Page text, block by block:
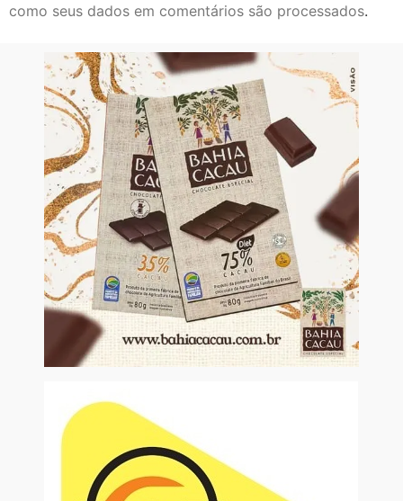
como seus dados em comentários são processados.